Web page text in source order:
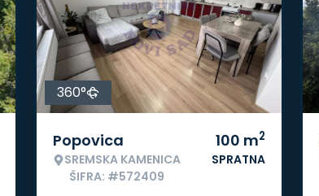
360°
Popovica
SREMSKA KAMENICA
ŠIFRA: #572409
100 m2
SPRATNA